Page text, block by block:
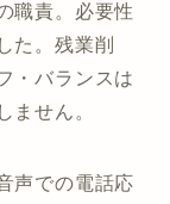
職責。必要性
た。残業削
・バランスは
ません。
声での電話応